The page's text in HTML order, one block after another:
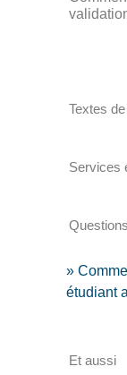
Textes
Services
étudiant
Et aussi